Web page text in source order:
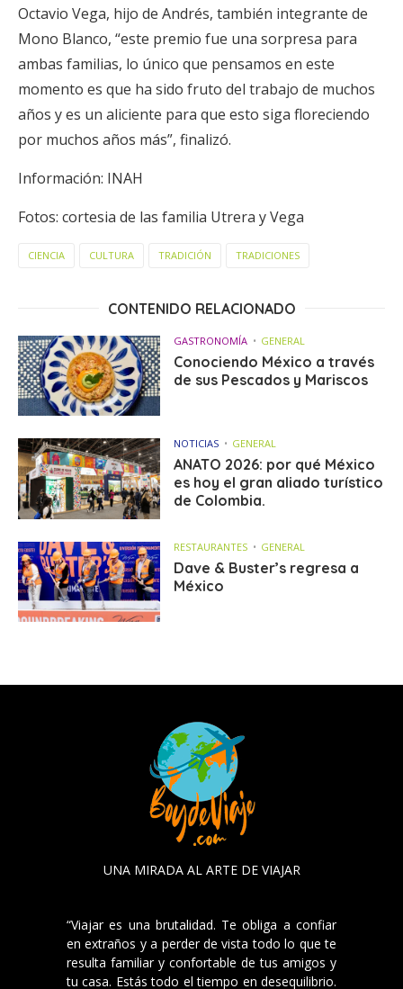
Octavio Vega, hijo de Andrés, también integrante de
Mono Blanco, “este premio fue una sorpresa para
ambas familias, lo único que pensamos en este
momento es que ha sido fruto del trabajo de muchos
años y es un aliciente para que esto siga floreciendo
por muchos años más”, finalizó.
Información: INAH
Fotos: cortesia de las familia Utrera y Vega
CIENCIA CULTURA TRADICIÓN TRADICIONES
CONTENIDO RELACIONADO
GASTRONOMÍA GENERAL
Conociendo México a través
de sus Pescados y Mariscos
NOTICIAS GENERAL
ANATO 2026: por qué México
es hoy el gran aliado turístico
de Colombia.
RESTAURANTES GENERAL
Dave & Buster’s regresa a
México
UNA MIRADA AL ARTE DE VIAJAR
“Viajar es una brutalidad. Te obliga a confiar
en extraños y a perder de vista todo lo que te
resulta familiar y confortable de tus amigos y
tu casa. Estás todo el tiempo en desequilibrio.